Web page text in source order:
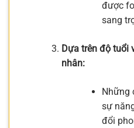
được
sang
Dựa trên độ tuổi
nhân:
Những
sự
đổi